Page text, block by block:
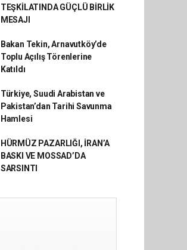
TEŞKİLATINDA GÜÇLÜ BİRLİK
MESAJI
Bakan Tekin, Arnavutköy’de
Toplu Açılış Törenlerine
Katıldı
Türkiye, Suudi Arabistan ve
Pakistan’dan Tarihi Savunma
Hamlesi
HÜRMÜZ PAZARLIĞI, İRAN’A
BASKI VE MOSSAD’DA
SARSINTI